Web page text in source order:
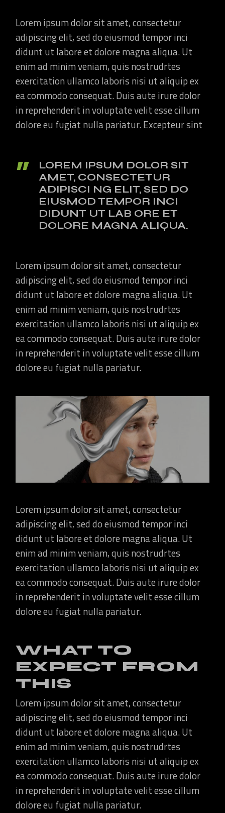
Lorem ipsum dolor sit amet, consectetur
adipiscing elit, sed do eiusmod tempor inci
didunt ut labore et dolore magna aliqua. Ut
enim ad minim veniam, quis nostrudrtes
exercitation ullamco laboris nisi ut aliquip ex
ea commodo consequat. Duis aute irure dolor
in reprehenderit in voluptate velit esse cillum
dolore eu fugiat nulla pariatur. Excepteur sint
LOREM IPSUM DOLOR SIT
AMET, CONSECTETUR
ADIPISCI NG ELIT, SED DO
EIUSMOD TEMPOR INCI
DIDUNT UT LAB ORE ET
DOLORE MAGNA ALIQUA.
Lorem ipsum dolor sit amet, consectetur
adipiscing elit, sed do eiusmod tempor inci
didunt ut labore et dolore magna aliqua. Ut
enim ad minim veniam, quis nostrudrtes
exercitation ullamco laboris nisi ut aliquip ex
ea commodo consequat. Duis aute irure dolor
in reprehenderit in voluptate velit esse cillum
dolore eu fugiat nulla pariatur.
Lorem ipsum dolor sit amet, consectetur
adipiscing elit, sed do eiusmod tempor inci
didunt ut labore et dolore magna aliqua. Ut
enim ad minim veniam, quis nostrudrtes
exercitation ullamco laboris nisi ut aliquip ex
ea commodo consequat. Duis aute irure dolor
in reprehenderit in voluptate velit esse cillum
dolore eu fugiat nulla pariatur.
WHAT TO
EXPECT FROM
THIS
Lorem ipsum dolor sit amet, consectetur
adipiscing elit, sed do eiusmod tempor inci
didunt ut labore et dolore magna aliqua. Ut
enim ad minim veniam, quis nostrudrtes
exercitation ullamco laboris nisi ut aliquip ex
ea commodo consequat. Duis aute irure dolor
in reprehenderit in voluptate velit esse cillum
dolore eu fugiat nulla pariatur.